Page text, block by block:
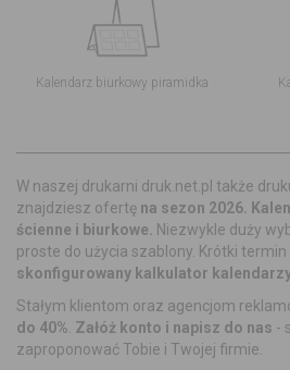
Kalendarz biurkowy piramidka
W naszej drukarni druk.net.pl także
znajdziesz ofertę na sezon 2026.
ścienne i biurkowe.
Niezwykle duży
proste do użycia szablony. Krótki termin
skonfigurowany kalkulator
Stałym klientom oraz agencjom
do 40% Załóż konto i napisz do nas -
zaproponować Tobie i Twojej firmie.